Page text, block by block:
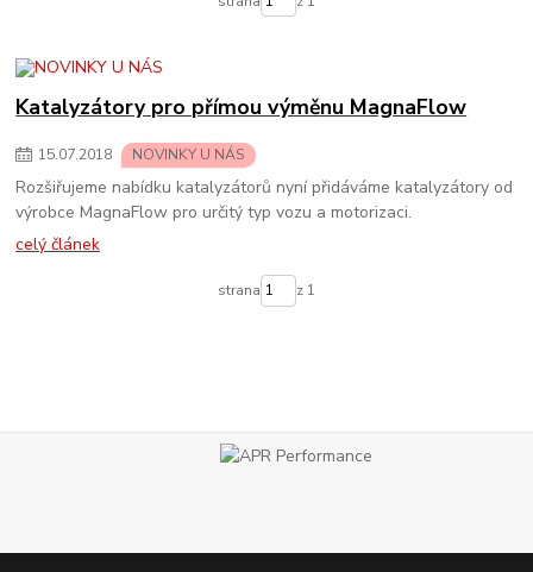
Katalyzátory pro přímou výměnu MagnaFlow
15.07.2018 NOVINKY U NÁS
Rozšiřujeme nabídku katalyzátorů nyní přidáváme katalyzátory od
výrobce MagnaFlow pro určitý typ vozu a motorizaci.
celý článek
strana z 1